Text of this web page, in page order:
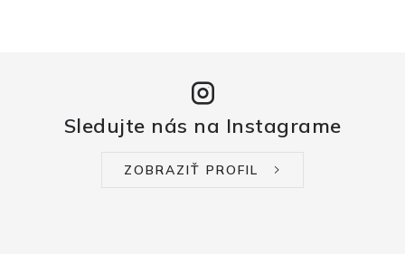
Sledujte nás na Instagrame
ZOBRAZIŤ PROFIL